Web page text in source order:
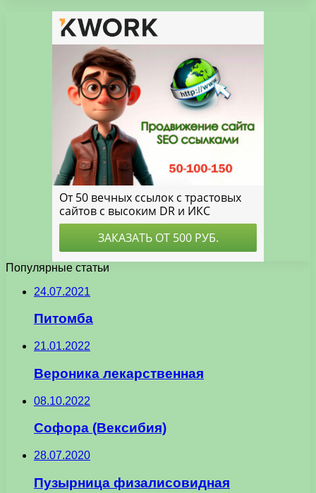
Популярные статьи
24.07.2021
Питомба
21.01.2022
Вероника лекарственная
08.10.2022
Софора (Вексибия)
28.07.2020
Пузырница физалисовидная